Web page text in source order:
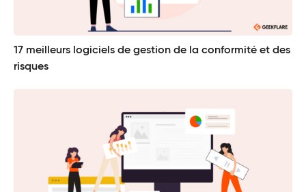
17 meilleurs logiciels de gestion de la conformité et des
risques